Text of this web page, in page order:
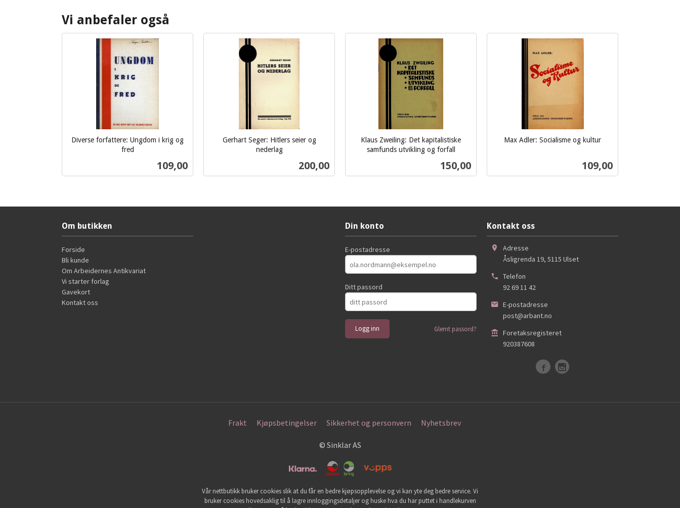
Vi anbefaler også
Diverse forfattere: Ungdom i krig og
fred
Pris
109,00
Gerhart Seger: Hitlers seier og
nederlag
Pris
200,00
Klaus Zweiling: Det kapitalistiske
samfunds utvikling og forfall
Pris
150,00
Max Adler: Socialisme og kultur
Pris
109,00
Om butikken
Forside
Bli kunde
Om Arbeidernes Antikvariat
Vi starter forlag
Gavekort
Kontakt oss
Din konto
E-postadresse
Ditt passord
Glemt passord?
Kontakt oss
Adresse
Åsligrenda 19, 5115 Ulset
Telefon
92 69 11 42
E-postadresse
post@arbant.no
Foretaksregisteret
920387608
Frakt Kjøpsbetingelser Sikkerhet og personvern Nyhetsbrev
© Sinklar AS
Vår nettbutikk bruker cookies slik at du får en bedre kjøpsopplevelse og vi kan yte deg bedre service. Vi
bruker cookies hovedsaklig til å lagre innloggingsdetaljer og huske hva du har puttet i handlekurven